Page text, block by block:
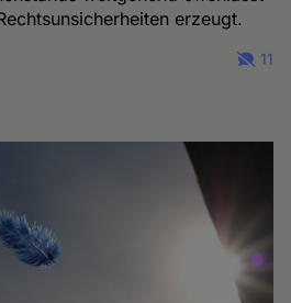
erzeugt.
11